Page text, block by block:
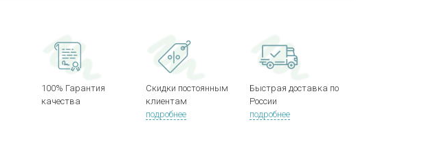
100% Гарантия
качества
Скидки постоянным
клиентам
подробнее
Быстрая доставка по
России
подробнее